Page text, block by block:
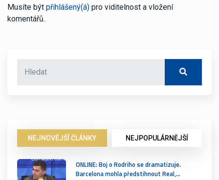
Musíte být přihlášený(á) pro viditelnost a vložení
komentářů.
NEJNOVĚJŠÍ ČLÁNKY NEJPOPULÁRNĚJŠÍ
ONLINE: Boj o Rodriho se dramatizuje.
Barcelona mohla předstihnout Real,…